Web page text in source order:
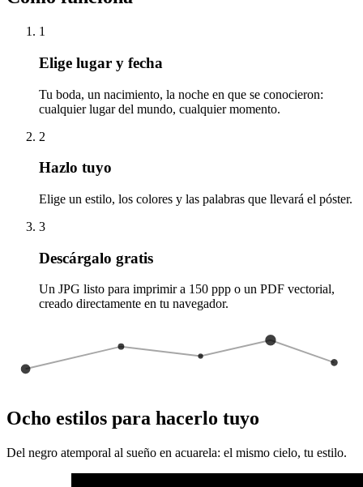
1
Elige lugar y fecha
Tu boda, un nacimiento, la noche en que se conocieron:
cualquier lugar del mundo, cualquier momento.
2
Hazlo tuyo
Elige un estilo, los colores y las palabras que llevará el póster.
3
Descárgalo gratis
Un JPG listo para imprimir a 150 ppp o un PDF vectorial,
creado directamente en tu navegador.
Ocho estilos para hacerlo tuyo
Del negro atemporal al sueño en acuarela: el mismo cielo, tu estilo.